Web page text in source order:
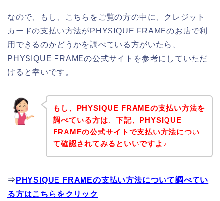
なので、もし、こちらをご覧の方の中に、クレジット
カードの支払い方法がPHYSIQUE FRAMEのお店で利
用できるのかどうかを調べている方がいたら、
PHYSIQUE FRAMEの公式サイトを参考にしていただ
けると幸いです。
もし、PHYSIQUE FRAMEの支払い方法を
調べている方は、下記、PHYSIQUE
FRAMEの公式サイトで支払い方法につい
て確認されてみるといいですよ♪
⇒ PHYSIQUE FRAMEの支払い方法について調べてい
る方はこちらをクリック